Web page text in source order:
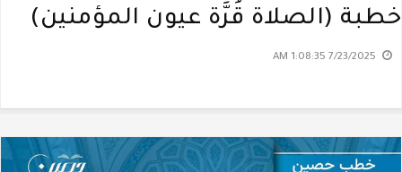
خطبة (الصلاة قُرَّة عيون المؤمنين)
7/23/2025 1:08:35 AM